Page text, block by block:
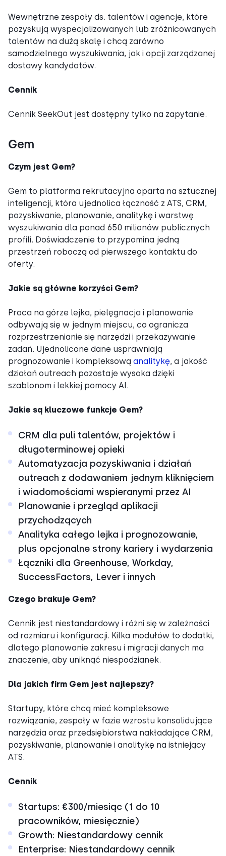
Wewnętrzne zespoły ds. talentów i agencje, które
pozyskują wyspecjalizowanych lub zróżnicowanych
talentów na dużą skalę i chcą zarówno
samodzielnego wyszukiwania, jak i opcji zarządzanej
dostawy kandydatów.
Cennik
Cennik SeekOut jest dostępny tylko na zapytanie.
Gem
Czym jest Gem?
Gem to platforma rekrutacyjna oparta na sztucznej
inteligencji, która ujednolica łączność z ATS, CRM,
pozyskiwanie, planowanie, analitykę i warstwę
wyszukiwania dla ponad 650 milionów publicznych
profili. Doświadczenie to przypomina jedną
przestrzeń roboczą od pierwszego kontaktu do
oferty.
Jakie są główne korzyści Gem?
Praca na górze lejka, pielęgnacja i planowanie
odbywają się w jednym miejscu, co ogranicza
rozprzestrzenianie się narzędzi i przekazywanie
zadań. Ujednolicone dane usprawniają
prognozowanie i kompleksową analitykę, a jakość
działań outreach pozostaje wysoka dzięki
szablonom i lekkiej pomocy AI.
Jakie są kluczowe funkcje Gem?
CRM dla puli talentów, projektów i
długoterminowej opieki
Automatyzacja pozyskiwania i działań
outreach z dodawaniem jednym kliknięciem
i wiadomościami wspieranymi przez AI
Planowanie i przegląd aplikacji
przychodzących
Analityka całego lejka i prognozowanie,
plus opcjonalne strony kariery i wydarzenia
Łączniki dla Greenhouse, Workday,
SuccessFactors, Lever i innych
Czego brakuje Gem?
Cennik jest niestandardowy i różni się w zależności
od rozmiaru i konfiguracji. Kilka modułów to dodatki,
dlatego planowanie zakresu i migracji danych ma
znaczenie, aby uniknąć niespodzianek.
Dla jakich firm Gem jest najlepszy?
Startupy, które chcą mieć kompleksowe
rozwiązanie, zespoły w fazie wzrostu konsolidujące
narzędzia oraz przedsiębiorstwa nakładające CRM,
pozyskiwanie, planowanie i analitykę na istniejący
ATS.
Cennik
Startups: €300/miesiąc (1 do 10
pracowników, miesięcznie)
Growth: Niestandardowy cennik
Enterprise: Niestandardowy cennik